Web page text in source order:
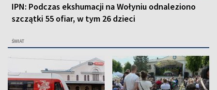
IPN: Podczas ekshumacji na Wołyniu odnaleziono
szczątki 55 ofiar, w tym 26 dzieci
ŚWIAT